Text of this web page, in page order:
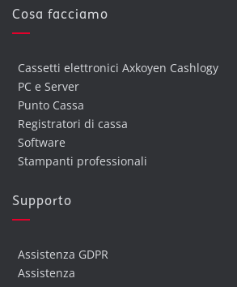
Cosa facciamo
Cassetti elettronici Axkoyen Cashlogy
PC e Server
Punto Cassa
Registratori di cassa
Software
Stampanti professionali
Supporto
Assistenza GDPR
Assistenza